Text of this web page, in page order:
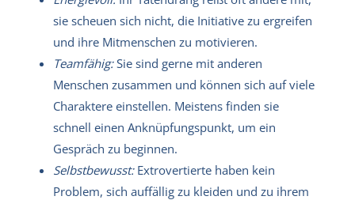
sie scheuen sich nicht, die Initiative zu ergreifen
und ihre Mitmenschen zu motivieren.
Teamfähig:Sie sind gerne mit anderen
Menschen zusammen und können sich auf viele
Charaktere einstellen. Meistens finden sie
schnell einen Anknüpfungspunkt, um ein
Gespräch zu beginnen.
Selbstbewusst:Extrovertierte haben kein
Problem, sich auffällig zu kleiden und zu ihrem